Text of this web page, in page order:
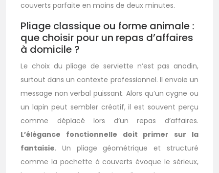
couverts parfaite en moins de deux minutes.
Pliage classique ou forme animale :
que choisir pour un repas d’affaires
à domicile ?
Le choix du pliage de serviette n’est pas anodin,
surtout dans un contexte professionnel. Il envoie un
message non verbal puissant. Alors qu’un cygne ou
un lapin peut sembler créatif, il est souvent perçu
comme déplacé lors d’un repas d’affaires.
L’élégance fonctionnelle doit primer sur la
fantaisie. Un pliage géométrique et structuré
comme la pochette à couverts évoque le sérieux,